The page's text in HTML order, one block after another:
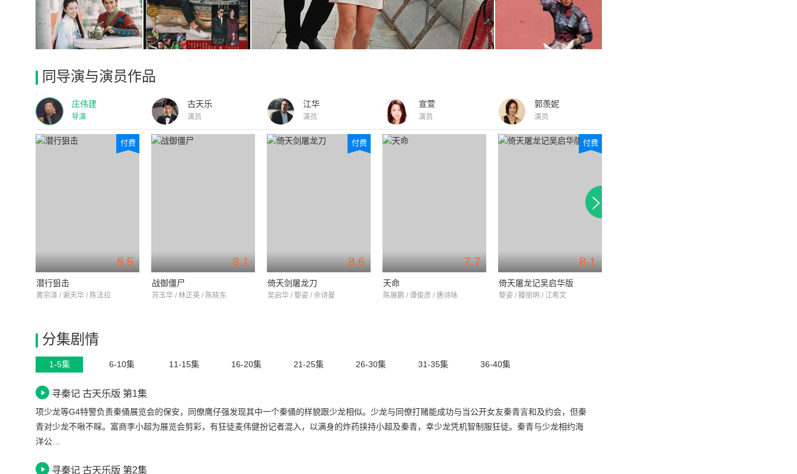
同导演与演员作品
庄伟建
导演
古天乐
演员
江华
演员
宣萱
演员
郭羡妮
演员
8.5
付费
潜行狙击
黄宗泽 / 谢天华 / 陈法拉
8.1
战御僵尸
苏玉华 / 林正英 / 陈晓东
8.6
付费
倚天剑屠龙刀
吴启华 / 黎姿 / 佘诗曼
7.7
天命
陈展鹏 / 谭俊彦 / 唐诗咏
8.1
付费
倚天屠龙记吴启华版
黎姿 / 滕丽明 / 江希文
分集剧情
1-5集 6-10集 11-15集 16-20集 21-25集 26-30集 31-35集 36-40集
寻秦记 古天乐版 第1集
项少龙等G4特警负责秦俑展览会的保安，同僚鹰仔强发现其中一个秦俑的样貌跟少龙相似。少龙与同僚打赌能成功与当公开女友秦青言和及约会，但秦
青对少龙不啾不睬。富商李小超为展览会剪彩，有狂徒麦伟健扮记者混入，以满身的炸药挟持小超及秦青，幸少龙凭机智制服狂徒。秦青与少龙相约海
洋公…
寻秦记 古天乐版 第2集